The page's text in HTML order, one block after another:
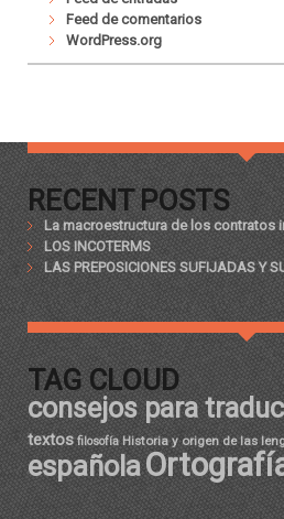
Feed de comentarios
WordPress.org
RECENT POSTS
La macroestructura de los contratos
LOS INCOTERMS
LAS PREPOSICIONES SUFIJADAS Y
TAG CLOUD
consejos para
textos filosofía Historia y origen de las
española